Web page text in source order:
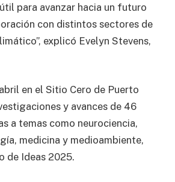
para avanzar hacia un futuro
con distintos sectores de
explicó Evelyn Stevens,
en el Sitio Cero de Puerto
y avances de 46
a temas como neurociencia,
medicina y medioambiente,
de Ideas 2025.